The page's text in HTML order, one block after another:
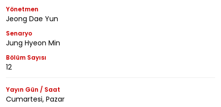
Yönetmen
Jeong Dae Yun
Senaryo
Jung Hyeon Min
Bölüm Sayısı
12
Yayın Gün / Saat
Cumartesi, Pazar